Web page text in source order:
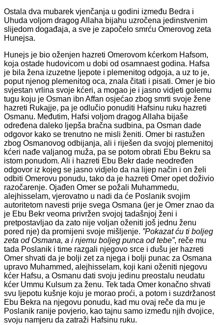
Ostala dva mubarek vjenčanja u godini između Bedra i
Uhuda voljom dragog Allaha bijahu uzročena jedinstvenim
slijedom događaja, a sve je započelo smrću Omerovog zeta
Hunejsa.
Hunejs je bio oženjen hazreti Omerovom kćerkom Hafsom,
koja ostade hudovicom u dobi od osamnaest godina. Hafsa
je bila žena izuzetne ljepote i plemenitog odgoja, a uz to je,
poput njenog plemenitog oca, znala čitati i pisati. Omer je bio
svjestan vrlina svoje kćeri, a mogao je i jasno vidjeti golemu
tugu koju je Osman ibn Affan osjećao zbog smrti svoje žene
hazreti Rukajje, pa je odlučio ponuditi Hafsinu ruku hazreti
Osmanu. Međutim, Hafsi voljom dragog Allaha bijaše
određena daleko ljepša bračna sudbina, pa Osman dade
odgovor kako se trenutno ne misli ženiti. Omer bi rastužen
zbog Osmanovog odbijanja, ali i riješen da svojoj plemenitoj
kćeri nađe valjanog muža, pa se potom obrati Ebu Bekru sa
istom ponudom. Ali i hazreti Ebu Bekr dade neodređen
odgovor iz kojeg se jasno vidjelo da na lijep način i on želi
odbiti Omerovu ponudu, tako da je hazreti Omer opet doživio
razočarenje. Ojađen Omer se požali Muhammedu,
alejhisselam, vjerovatno u nadi da će Poslanik svojim
autoritetom navesti prije svega Osmana (jer je Omer znao da
je Ebu Bekr veoma privržen svojoj tadašnjoj ženi i
pretpostavljao da zato nije voljan oženiti još jednu ženu
pored nje) da promijeni svoje mišljenje. ”Pokazat ću ti boljeg
zeta od Osmana, a i njemu boljeg punca od tebe”, reče mu
tada Poslanik i time razgali njegovo srce i dušu jer hazreti
Omer shvati da je bolji zet za njega i bolji punac za Osmana
upravo Muhammed, alejhisselam, koji kani oženiti njegovu
kćer Hafsu, a Osmanu dati svoju jedinu preostalu neudatu
kćer Ummu Kulsum za ženu. Tek tada Omer konačno shvati
svu ljepotu kušnje koju je morao proći, a potom i suzdržanost
Ebu Bekra na njegovu ponudu, kad mu ovaj reče da mu je
Poslanik ranije povjerio, kao tajnu samo između njih dvojice,
svoju namjeru da zatraži Hafsinu ruku.